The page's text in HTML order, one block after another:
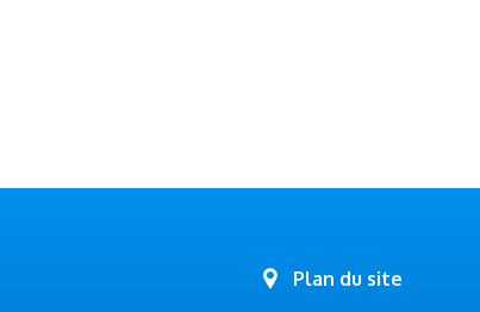
Plan du site